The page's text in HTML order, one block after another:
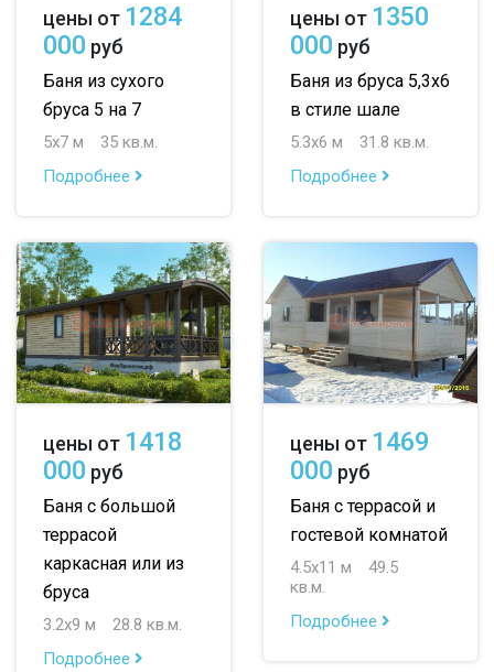
цены от 1284
000 руб
Баня из сухого
бруса 5 на 7
5х7 м
35 кв.м.
Подробнее
цены от 1350
000 руб
Баня из бруса 5,3х6
в стиле шале
5.3х6 м
31.8 кв.м.
Подробнее
цены от 1418
000 руб
Баня с большой
террасой
каркасная или из
бруса
3.2х9 м
28.8 кв.м.
Подробнее
цены от 1469
000 руб
Баня с террасой и
гостевой комнатой
4.5х11 м
49.5
кв.м.
Подробнее